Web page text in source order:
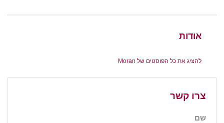
אודות
להציג את כל הפוסטים של Moran
צרו קשר
שם